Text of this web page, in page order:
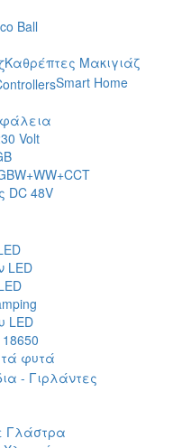
Ball
Καθρέπτες Μακιγιάζ
Smart Home
Volt
DC 48V
LED
LED
φυτά
- Γιρλάντες
Γλάστρα